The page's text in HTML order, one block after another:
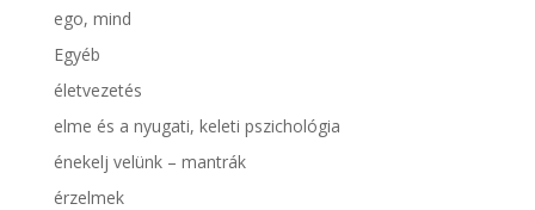
ego, mind
Egyéb
életvezetés
elme és a nyugati, keleti pszichológia
énekelj velünk – mantrák
érzelmek